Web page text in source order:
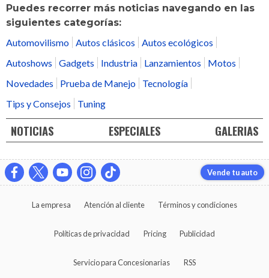
Puedes recorrer más noticias navegando en las
siguientes categorías:
Automovilismo Autos clásicos
Autos ecológicos
Autoshows
Gadgets Industria Lanzamientos
Motos
Novedades
Prueba de Manejo
Tecnología
Tips y Consejos
Tuning
NOTICIAS ESPECIALES GALERIAS
Vende tu auto
La empresa Atención al cliente Términos y condiciones
Políticas de privacidad Pricing Publicidad
Servicio para Concesionarias RSS